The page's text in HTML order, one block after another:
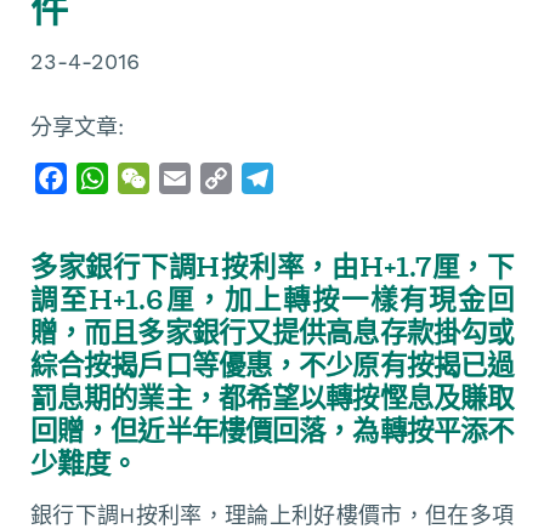
件
23-4-2016
分享文章:
e
b
o
o
k
W
t
s
A
p
p
W
h
a
t
i
l
y
L
i
n
k
e
g
r
a
m
多家銀行下調H按利率，由H+1.7厘，下
調至H+1.6厘，加上轉按一樣有現金回
贈，而且多家銀行又提供高息存款掛勾或
綜合按揭戶口等優惠，不少原有按揭已過
罰息期的業主，都希望以轉按慳息及賺取
回贈，但近半年樓價回落，為轉按平添不
少難度。
銀行下調H按利率，理論上利好樓價市，但在多項